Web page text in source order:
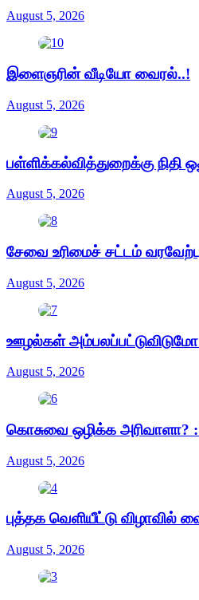
August 5, 2026
இளைஞரின் வீடியோ வைரல்..!
August 5, 2026
பள்ளிக்கல்வித்துறைக்கு நிதி
August 5, 2026
சேவை உரிமைச் சட்டம்
August 5, 2026
ஊழல்கள்
August 5, 2026
கொசுவை ஒழிக்க அரிவாளா?
August 5, 2026
புத்தக வெளியீட்டு
August 5, 2026